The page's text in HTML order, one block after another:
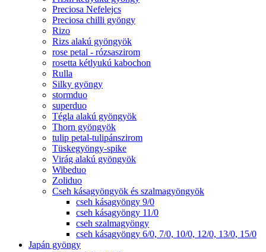
Preciosa Nefelejcs
Preciosa chilli gyöngy
Rizo
Rizs alakú gyöngyök
rose petal - rózsaszirom
rosetta kétlyukú kabochon
Rulla
Silky gyöngy
stormduo
superduo
Tégla alakú gyöngyök
Thorn gyöngyök
tulip petal-tulipánszirom
Tüskegyöngy-spike
Virág alakú gyöngyök
Wibeduo
Zoliduo
Cseh kásagyöngyök és szalmagyöngyök
cseh kásagyöngy 9/0
cseh kásagyöngy 11/0
cseh szalmagyöngy
cseh kásagyöngy 6/0, 7/0, 10/0, 12/0, 13/0, 15/0
Japán gyöngy